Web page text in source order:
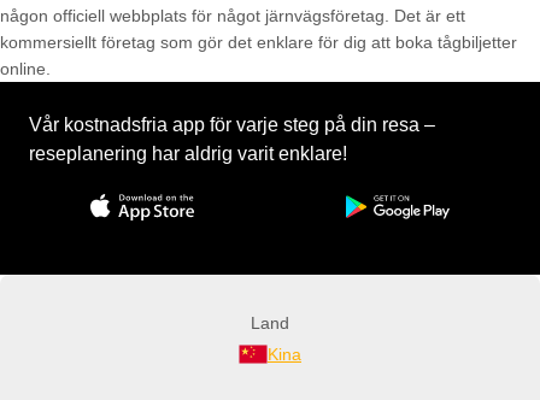
någon officiell webbplats för något järnvägsföretag. Det är ett
kommersiellt företag som gör det enklare för dig att boka tågbiljetter
online.
Vår kostnadsfria app för varje steg på din resa –
reseplanering har aldrig varit enklare!
Land
Kina